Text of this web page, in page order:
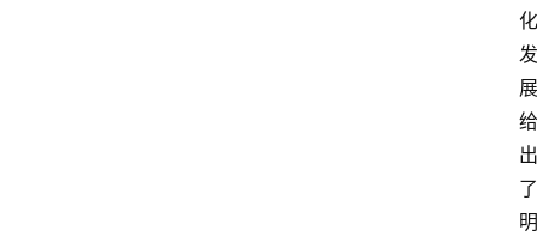
化
发
展
给
出
了
明